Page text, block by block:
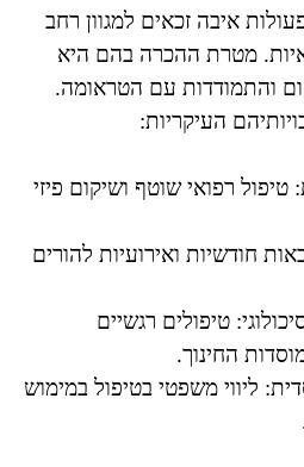
איבה זכאים למגוון רחב
מטרת ההכרה בהם היא
והתמודדות עם הטראומה.
העיקריות:
טיפול רפואי שוטף ושיקום פיזי
חודשיות ואירועיות להורים
טיפולים רגשיים
החינוך.
ליווי משפטי בטיפול במימוש